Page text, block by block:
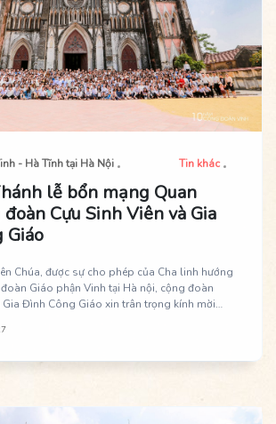
- Hà Tĩnh tại Hà Nội Tin khác
lễ bổn mạng Quan
Cựu Sinh Viên và Gia
Giáo
Chúa, được sự cho phép của Cha linh hướng
Giáo phận Vinh tại Hà nội, cộng đoàn
Gia Đình Công Giáo xin trân trọng kính mời
Giáo. Thánh lễ là dịp để anh chị em Cộng
vụ và tổ chức thánh lễ, cũng là là dịp để